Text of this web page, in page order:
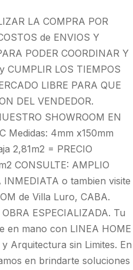
LA COMPRA POR
de ENVIOS Y
PODER COORDINAR Y
CUMPLIR LOS TIEMPOS
LIBRE PARA QUE
DEL VENDEDOR.
SHOWROOM EN
Medidas: 4mm x150mm
2,81m2 = PRECIO
CONSULTE: AMPLIO
INMEDIATA o tambien visite
de Villa Luro, CABA.
ESPECIALIZADA. Tu
en mano con LINEA HOME
Arquitectura sin Limites. En
en brindarte soluciones